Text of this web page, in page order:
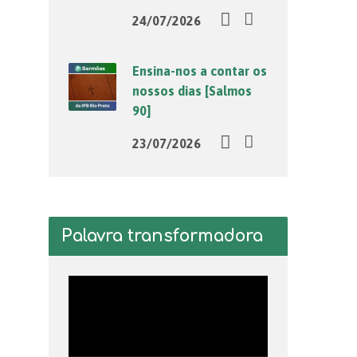
24/07/2026
Ensina-nos a contar os
nossos dias [Salmos
90]
23/07/2026
Palavra transformadora